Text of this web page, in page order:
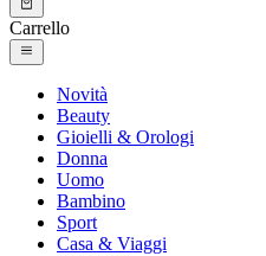
Carrello
Novità
Beauty
Gioielli & Orologi
Donna
Uomo
Bambino
Sport
Casa & Viaggi